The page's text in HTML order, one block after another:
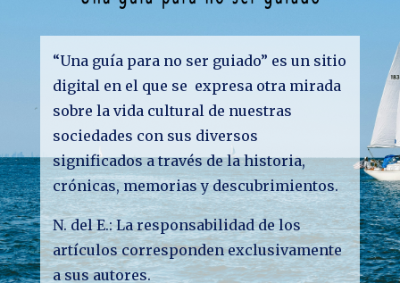
“Una guía para no ser guiado” es un sitio
digital en el que se expresa otra mirada
sobre la vida cultural de nuestras
sociedades con sus diversos
significados a través de la historia,
crónicas, memorias y descubrimientos.
N. del E.: La responsabilidad de los
artículos corresponden exclusivamente
a sus autores.